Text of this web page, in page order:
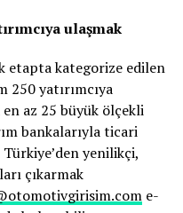
ulaşmak
etapta kategorize edilen
yatırımcıya
en az 25 büyük ölçekli
bankalarıyla ticari
yenilikçi,
çıkarmak
e-